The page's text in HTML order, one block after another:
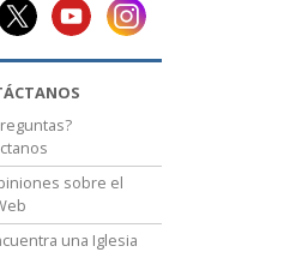
sobre el
una Iglesia